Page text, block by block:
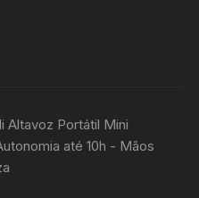
Altavoz Portátil Mini
até 10h - Mãos